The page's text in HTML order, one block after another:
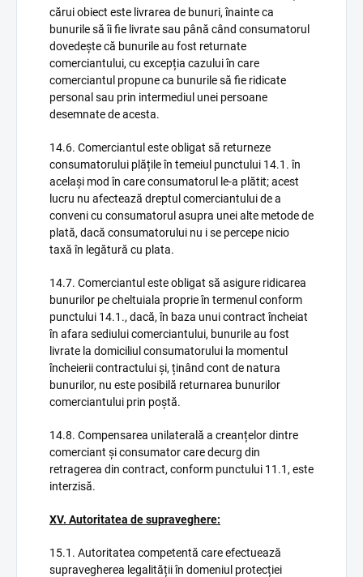
cărui obiect este livrarea de bunuri, înainte ca
bunurile să îi fie livrate sau până când consumatorul
dovedește că bunurile au fost returnate
comerciantului, cu excepția cazului în care
comerciantul propune ca bunurile să fie ridicate
personal sau prin intermediul unei persoane
desemnate de acesta.
14.6. Comerciantul este obligat să returneze
consumatorului plățile în temeiul punctului 14.1. în
același mod în care consumatorul le-a plătit; acest
lucru nu afectează dreptul comerciantului de a
conveni cu consumatorul asupra unei alte metode de
plată, dacă consumatorului nu i se percepe nicio
taxă în legătură cu plata.
14.7. Comerciantul este obligat să asigure ridicarea
bunurilor pe cheltuiala proprie în termenul conform
punctului 14.1., dacă, în baza unui contract încheiat
în afara sediului comerciantului, bunurile au fost
livrate la domiciliul consumatorului la momentul
încheierii contractului și, ținând cont de natura
bunurilor, nu este posibilă returnarea bunurilor
comerciantului prin poștă.
14.8. Compensarea unilaterală a creanțelor dintre
comerciant și consumator care decurg din
retragerea din contract, conform punctului 11.1, este
interzisă.
XV. Autoritatea de supraveghere:
15.1. Autoritatea competentă care efectuează
supravegherea legalității în domeniul protecției